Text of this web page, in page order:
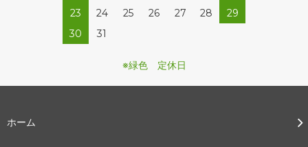
23
24 25 26 27 28
29
30
31
※緑色 定休日
ホーム